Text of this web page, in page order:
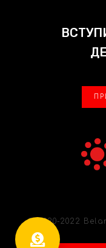
© 2020-2022